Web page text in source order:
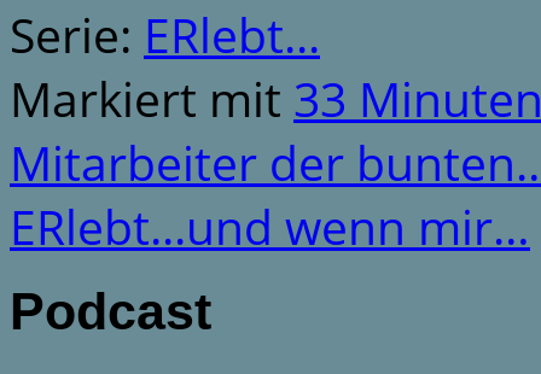
Serie: ERlebt...
Markiert mit 33
Mitarbeiter der
ERlebt...und wenn mir…
Podcast